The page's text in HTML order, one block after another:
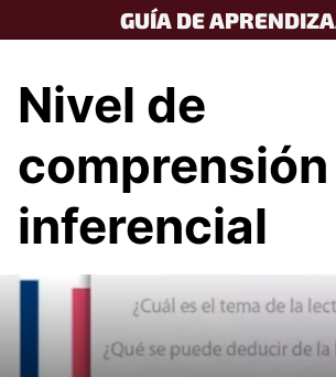
to
GUÍA DE
Nivel de
comprensión
inferencial